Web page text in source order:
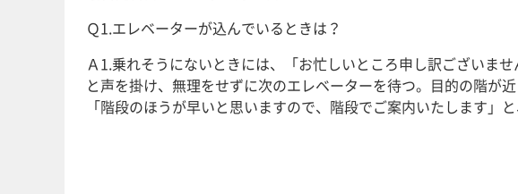
Ｑ1.エレベーターが込んでいるときは？
Ａ1.乗れそうにないときには、「お忙しいところ申し訳ございま
と声を掛け、無理をせずに次のエレベーターを待つ。目的の階が
「階段のほうが早いと思いますので、階段でご案内いたします」